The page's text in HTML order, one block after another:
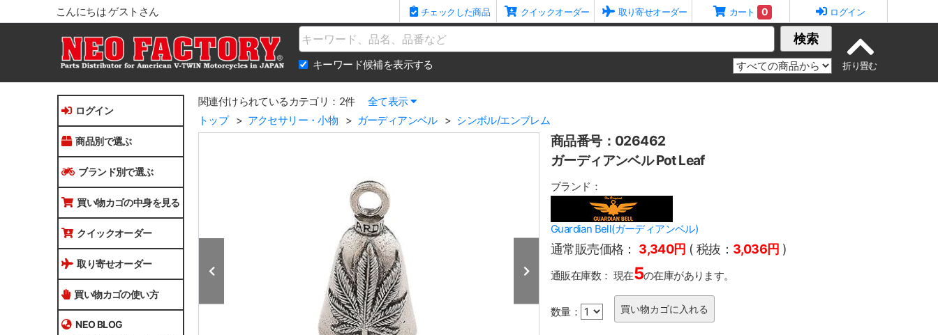
こんにちは ゲストさん チェックした商品 クイックオーダー 取り寄せオーダー カート 0 ログイン
Name 検索
キーワード候補を表示する
ログイン
商品別で選ぶ
ブランド別で選ぶ
買い物カゴの中身を見る
クイックオーダー
取り寄せオーダー
買い物カゴの使い方
NEO BLOG
関連付けられているカテゴリ：2件
全て表示
トップ
アクセサリー・小物 ガーディアンベル シンボル/エンブレム
商品番号：026462
ガーディアンベル Pot Leaf
ブランド：
Guardian Bell(ガーディアンベル)
通常販売価格： 3,340円 ( 税抜： 3,036円 )
通販在庫数： 現在5の在庫があります。
数量：